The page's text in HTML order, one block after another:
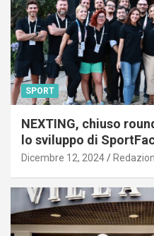
SPORT
NEXTING, chiuso
lo sviluppo di
Dicembre 12, 2024